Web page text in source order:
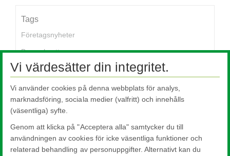
Tags
Företagsnyheter
Branschnytt
Branschkunder
Hushåll
Arkitekter
Vi värdesätter din integritet.
Vi använder cookies på denna webbplats för analys,
marknadsföring, sociala medier (valfritt) och innehålls
(väsentliga) syfte.
Genom att klicka på "Acceptera alla" samtycker du till
användningen av cookies för icke väsentliga funktioner och
relaterad behandling av personuppgifter. Alternativt kan du